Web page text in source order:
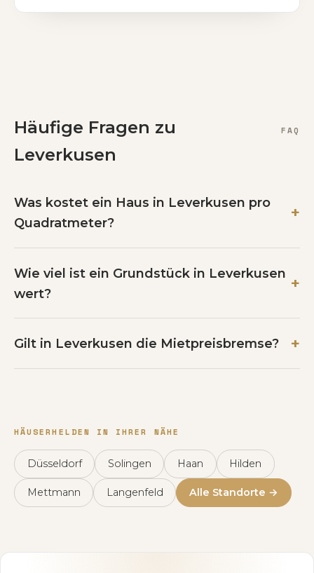
Häufige Fragen zu
Leverkusen
FAQ
Was kostet ein Haus in Leverkusen pro
Quadratmeter?
Wie viel ist ein Grundstück in Leverkusen
wert?
Gilt in Leverkusen die Mietpreisbremse?
HÄUSERHELDEN IN IHRER NÄHE
Düsseldorf Solingen Haan Hilden
Mettmann Langenfeld Alle Standorte →